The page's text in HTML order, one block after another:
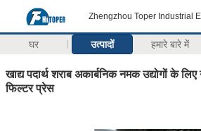
Zhengzhou Toper Industrial
घर उत्पादों हमारे बारे में
खाद्य पदार्थ शराब अकार्बनिक नमक उद्योगों के
फिल्टर प्रेस